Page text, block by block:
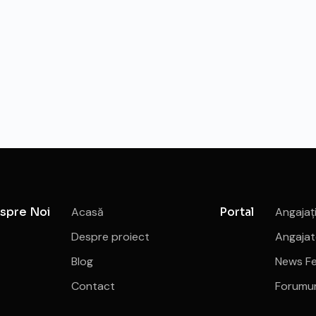
Noi
Acasă
Despre proiect
Blog
Contact
Portal
Angajați
News